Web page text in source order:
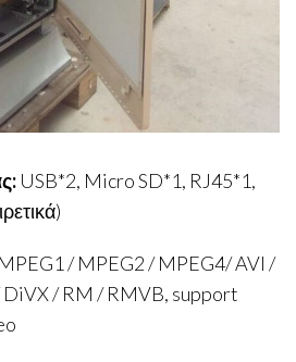
USB*2, Micro SD*1, RJ45*1,
MPEG1 / MPEG2 / MPEG4/ AVI /
/ RM / RMVB, support